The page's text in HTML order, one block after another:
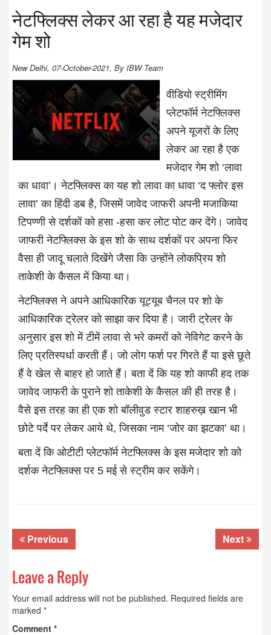
नेटफ्लिक्स लेकर आ रहा है यह मजेदार
गेम शो
New Delhi, 07-October-2021, By IBW Team
वीडियो स्ट्रीमिंग
प्लेटफॉर्मनेटफ्लिक्स
अपने यूजरों के लिए
लेकर आ रहा है एक
मजेदार गेम शो ‘लावा
का धावा’। नेटफ्लिक्स का यह शो लावा का धावा ‘द फ्लोर इस
लावा’ का हिंदी डब है, जिसमें जावेद जाफरी अपनी मजाकिया
टिपण्णी से दर्शकों को हसा -हसा कर लोट पोट कर देंगे। जावेद
जाफरी नेटफ्लिक्स के इस शो के साथ दर्शकों पर अपना फिर
वैसा ही जादू चलाते दिखेंगे जैसा कि उन्होंने लोकप्रिय शो
ताकेशी के कैसल में किया था।
नेटफ्लिक्स ने अपने आधिकारिकयूट्यूब चैनल पर शो के
आधिकारिक ट्रेलर को साझा कर दिया है। जारी ट्रेलर के
अनुसार इस शो में टीमें लावा से भरे कमरों को नेविगेट करने के
लिए प्रतिस्पर्धा करती हैं। जो लोग फर्श पर गिरते हैं या इसे छूते
हैं वे खेल से बाहर हो जाते हैं। बता दें कि यह शो काफी हद तक
जावेद जाफरी के पुराने शो ताकेशी के कैसल की ही तरह है।
वैसे इस तरह का ही एक शो बॉलीवुड स्टार शाहरुख़ खान भी
छोटे पर्दे पर लेकर आये थे, जिसका नाम ‘जोर का झटका’ था।
बता दें कि ओटीटी प्लेटफॉर्म नेटफ्लिक्स के इस मजेदार शो को
दर्शक नेटफ्लिक्स पर 5 मई से स्ट्रीम कर सकेंगे।
Previous Next
Leave a Reply
Your email address will not be published. Required fields are
marked *
Comment *